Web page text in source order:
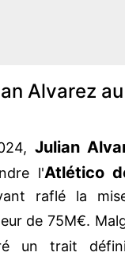
Alvarez au
Julian
l'Atlético
raflé la
de 75M€.
un trait